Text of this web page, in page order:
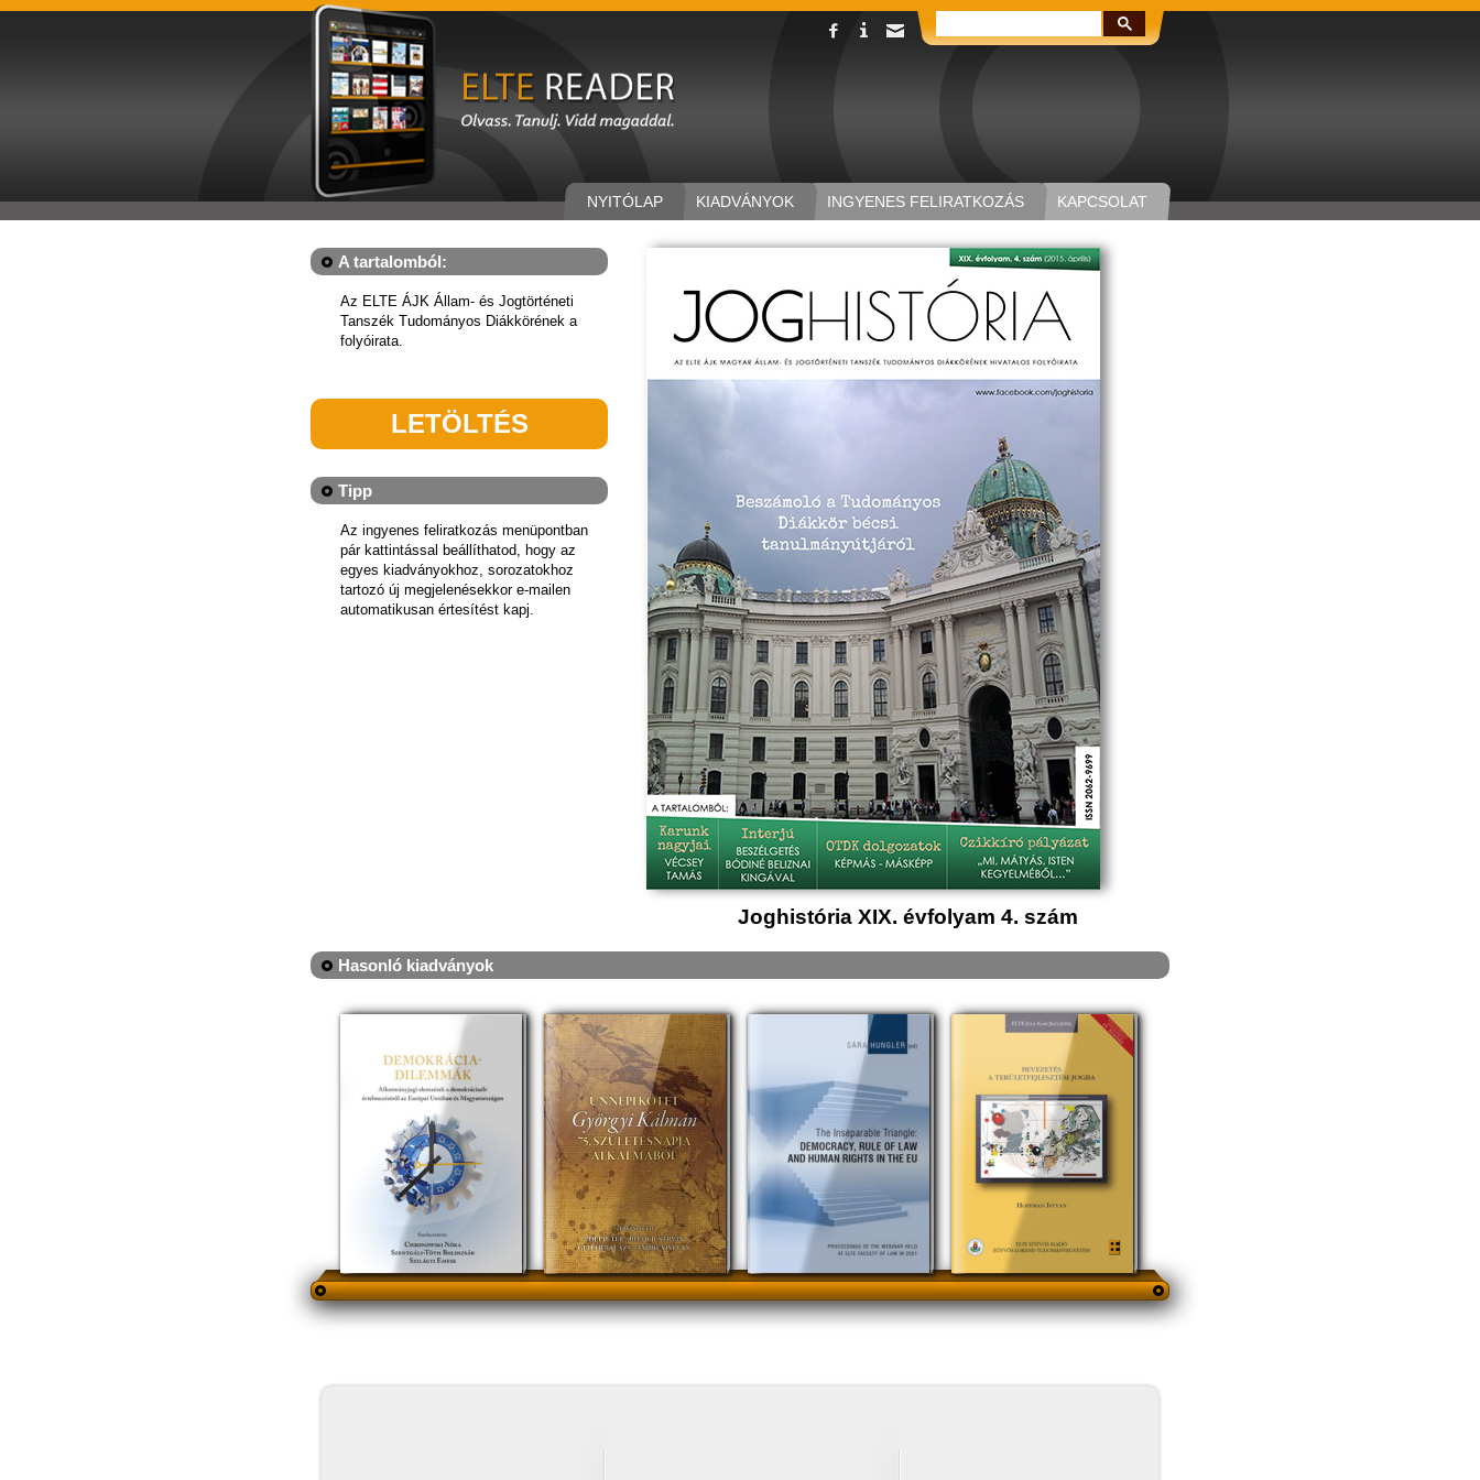
KAPCSOLAT
INGYENES FELIRATKOZÁS
KIADVÁNYOK
NYITÓLAP
A tartalomból:
Az ELTE ÁJK Állam- és Jogtörténeti
Tanszék Tudományos Diákkörének a
folyóirata.
LETÖLTÉS
Tipp
Az ingyenes feliratkozás menüpontban
pár kattintással beállíthatod, hogy az
egyes kiadványokhoz, sorozatokhoz
tartozó új megjelenésekkor e-mailen
automatikusan értesítést kapj.
Joghistória XIX. évfolyam 4. szám
Hasonló kiadványok